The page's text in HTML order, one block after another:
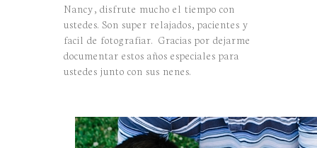
Nancy, disfrute mucho el tiempo con
ustedes. Son super relajados, pacientes y
facil de fotografiar. Gracias por dejarme
documentar estos años especiales para
ustedes junto con sus nenes.